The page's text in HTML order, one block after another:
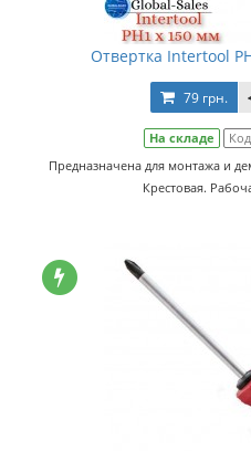
Отвертка Intertool
79 грн.
На складе
Предназначена для монтажа и
Крестовая.